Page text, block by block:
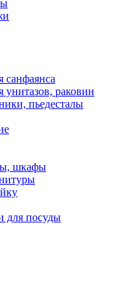
унитазов, раковин
пьедесталы
шкафы
для посуды